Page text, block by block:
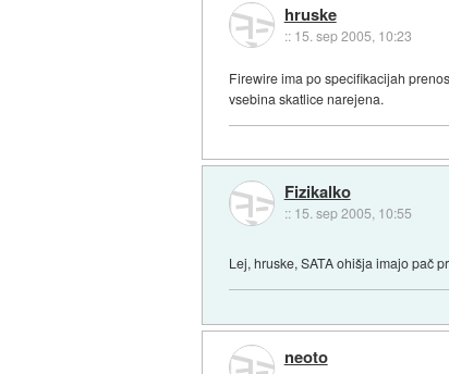
hruske
:: 15. sep 2005, 10:23
Firewire ima po specifikacijah
vsebina skatlice narejena.
Fizikalko
:: 15. sep 2005, 10:55
Lej, hruske, SATA ohišja imajo pač
neoto